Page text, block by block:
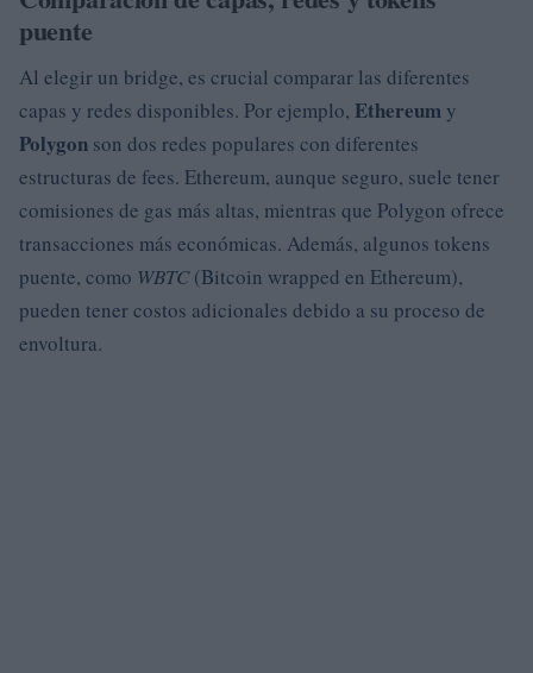
puente
Al elegir un bridge, es crucial comparar las diferentes
capas y redes disponibles. Por ejemplo, Ethereum y
Polygon son dos redes populares con diferentes
estructuras de fees. Ethereum, aunque seguro, suele tener
comisiones de gas más altas, mientras que Polygon ofrece
transacciones más económicas. Además, algunos tokens
puente, como WBTC(Bitcoin wrapped en Ethereum),
pueden tener costos adicionales debido a su proceso de
envoltura.